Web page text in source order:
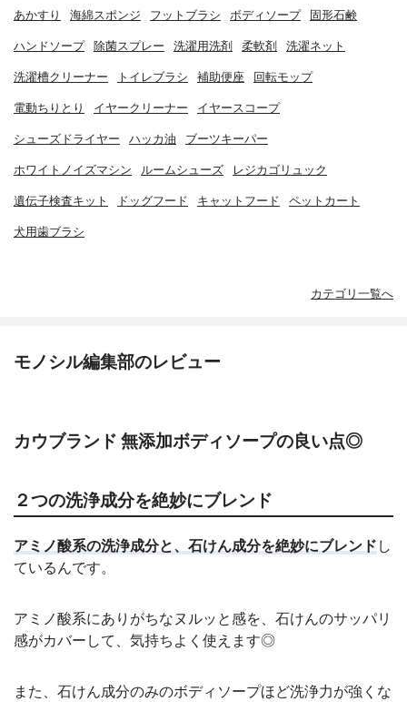
あかすり 海綿スポンジ フットブラシ ボディソープ 固形石鹸
ハンドソープ 除菌スプレー 洗濯用洗剤 柔軟剤 洗濯ネット
洗濯槽クリーナー トイレブラシ 補助便座 回転モップ
電動ちりとり イヤークリーナー イヤースコープ
シューズドライヤー ハッカ油 ブーツキーパー
ホワイトノイズマシン ルームシューズ レジカゴリュック
遺伝子検査キット ドッグフード キャットフード ペットカート
犬用歯ブラシ
カテゴリ一覧へ
モノシル編集部のレビュー
カウブランド 無添加ボディソープの良い点◎
２つの洗浄成分を絶妙にブレンド
アミノ酸系の洗浄成分と、石けん成分を絶妙にブレンド し
ているんです。
アミノ酸系にありがちなヌルッと感を、石けんのサッパリ
感がカバーして、気持ちよく使えます◎
また、石けん成分のみのボディソープほど洗浄力が強くな